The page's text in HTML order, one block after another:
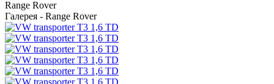
Range Rover
Галерея - Range Rover